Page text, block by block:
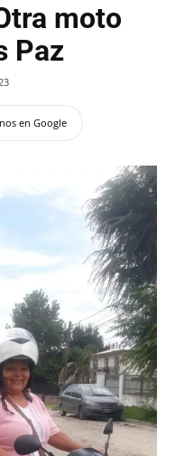
moto
Paz
en Google